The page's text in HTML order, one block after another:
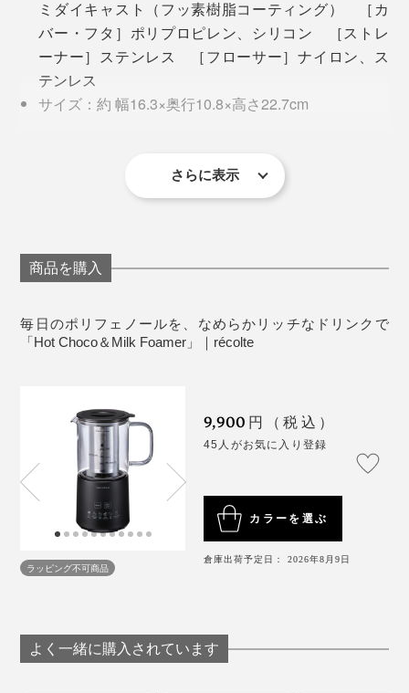
茶葉を使うときは、ステンレス製のストレーナーをセッ
ト。茶葉がちゃんと浸るよう、茶葉の上から水や牛乳を
ココアなどの粉末タイプのドリンクをきめ細かく溶かす
のにも便利。抹茶ラテやハーブティー、チャイやアイス
カフェラテなどアレンジも自在です。
下部の本体は、硬く絞った布で拭き取り。表面はサラサ
ラ質感で、指紋などの汚れが付きにくく、汚れがついて
お手入れを面倒にしないコツは、使用後に放置しないこ
と。使ってすぐならすすぐだけでもほとんどキレイにな
かりません。
もうひとつは「そば湯」。溶けにくい粉末ドリンクを作
るのにもいいと聞き、もしやと思って試したところ、こ
れが大正解。
（？！）そば湯ができあがり。めんつゆを垂らし、わさ
びを少々。そばの香りも口一杯に広がって、これが家で
ミダイキャスト（フッ素樹脂コーティング） ［カ
バー・フタ］ポリプロピレン、シリコン ［ストレ
ーナー］ステンレス ［フローサー］ナイロン、ス
テンレス
サイズ：約 幅16.3×奥行10.8×高さ22.7cm
電源：AC100V 50/60Hz
消費電力：600W
さらに表示
商品を購入
毎日のポリフェノールを、なめらかリッチなドリンクで
「Hot Choco＆Milk Foamer」｜récolte
ラッピング不可商品
9,900 円（税込）
45人がお気に入り登録
カラーを選ぶ
倉庫出荷予定日： 2026年8月9日
よく一緒に購入されています